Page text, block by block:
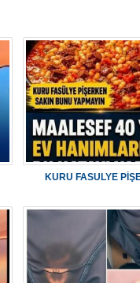
KURU FASULYE